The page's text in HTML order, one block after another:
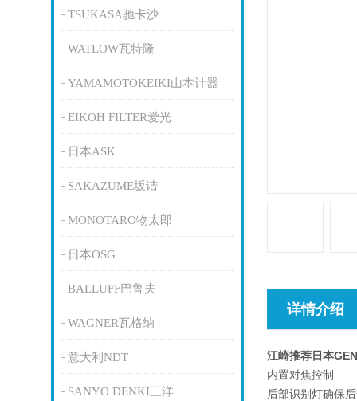
TSUKASA驰卡沙
WATLOW瓦特隆
YAMAMOTOKEIKI山本计器
EIKOH FILTER爱光
日本ASK
SAKAZUME坂诘
MONOTARO物太郎
日本OSG
BALLUFF巴鲁夫
WAGNER瓦格纳
意大利NDT
SANYO DENKI三洋
详情介绍
江崎推荐日本
内置对焦控制
后部识别灯确保